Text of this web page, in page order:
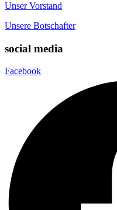
Unser Vorstand
Unsere Botschafter
social media
Facebook